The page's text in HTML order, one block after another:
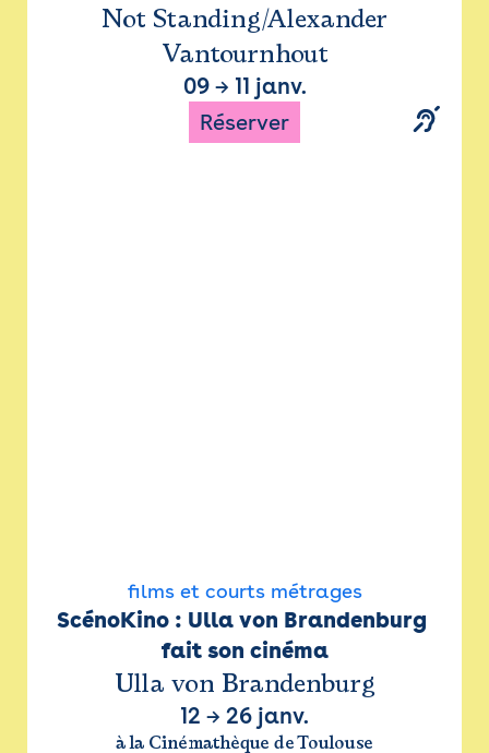
Not Standing/Alexander
Vantournhout
09→ 11 janv.
Réserver
films et courts métrages
ScénoKino : Ulla von Brandenburg
fait son cinéma
Ulla von Brandenburg
12 → 26 janv.
à la Cinémathèque de Toulouse